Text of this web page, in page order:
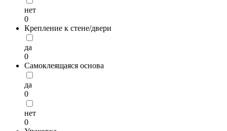
нет
0
Крепление к стене/двери
да
0
Самоклеящаяся основа
да
0
нет
0